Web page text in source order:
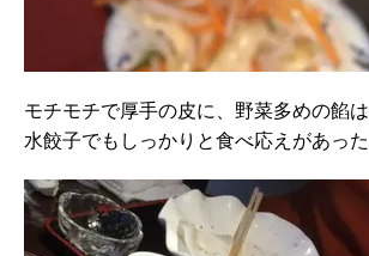
モチモチで厚手の皮に、野菜多めの餡は
水餃子でもしっかりと食べ応えがあった